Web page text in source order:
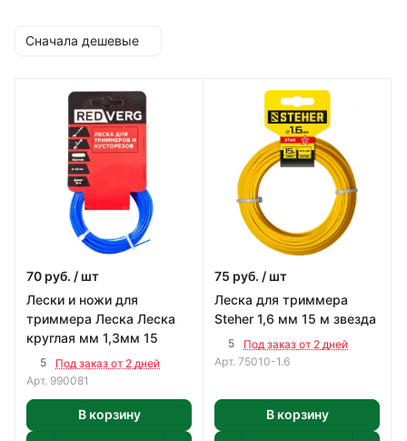
Сначала дешевые
70 руб. / шт
Лески и ножи для
триммера Леска Леска
круглая мм 1,3мм 15
5
Под заказ от 2 дней
Арт. 990081
В корзину
75 руб. / шт
Леска для триммера
Steher 1,6 мм 15 м звезда
5
Под заказ от 2 дней
Арт. 75010-1.6
В корзину